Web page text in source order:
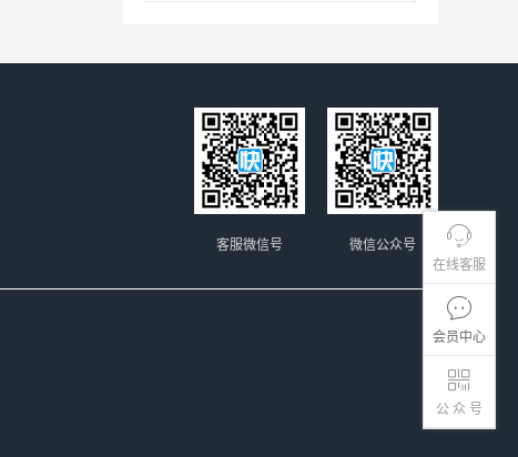
在线客服
会员中心
公 众 号
微信公众号
客服微信号